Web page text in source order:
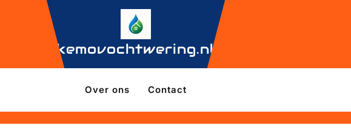
kemovochtwering.nl
Over ons Contact